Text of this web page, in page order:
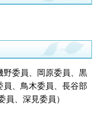
野委員、岡原委員、黒
員、鳥木委員、長谷部
、深見委員）